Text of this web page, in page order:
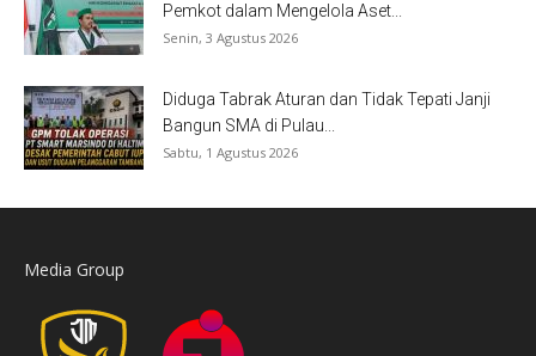
Pemkot dalam Mengelola Aset...
Senin, 3 Agustus 2026
Diduga Tabrak Aturan dan Tidak Tepati Janji
Bangun SMA di Pulau...
Sabtu, 1 Agustus 2026
Media Group